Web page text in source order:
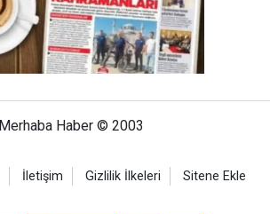
Merhaba Haber © 2003
İletişim Gizlilik İlkeleri Sitene Ekle